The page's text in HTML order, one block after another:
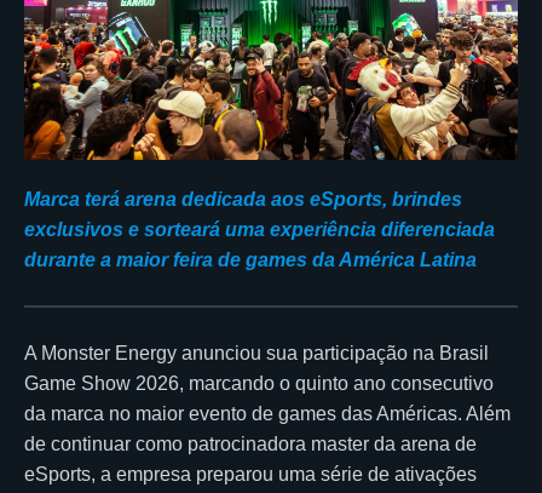
Marca terá arena dedicada aos eSports, brindes
exclusivos e sorteará uma experiência diferenciada
durante a maior feira de games da América Latina
A Monster Energy anunciou sua participação na Brasil
Game Show 2026, marcando o quinto ano consecutivo
da marca no maior evento de games das Américas. Além
de continuar como patrocinadora master da arena de
eSports, a empresa preparou uma série de ativações